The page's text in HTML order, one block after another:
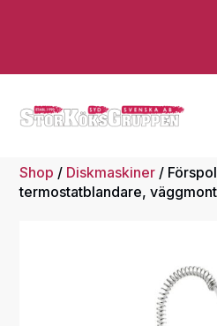
Shop / Diskmaskiner /
termostatblandare,